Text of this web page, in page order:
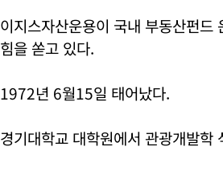
이지스자산운용이 국내 부동산펀
힘을 쏟고 있다.
1972년 6월15일 태어났다.
경기대학교 대학원에서 관광개발학